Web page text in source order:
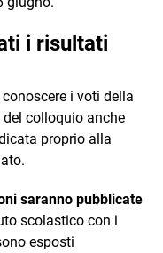
i risultati
i voti della
colloquio anche
proprio alla
saranno pubblicate
scolastico con i
esposti